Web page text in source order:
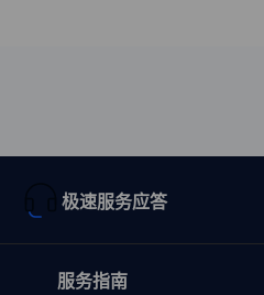
极速服务应答
服务指南